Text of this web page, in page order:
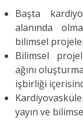
Başta
alanında
bilimsel
Bilimsel
ağını
işbirliği
yayın ve